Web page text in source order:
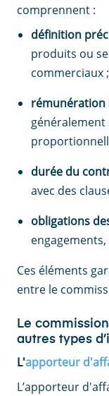
comprennent :
définition
produits ou
commerciaux ;
rémunération
durée du
avec des
obligations
Ces éléments
entre le
Le
autres types
L'apporteur
L’apporteur